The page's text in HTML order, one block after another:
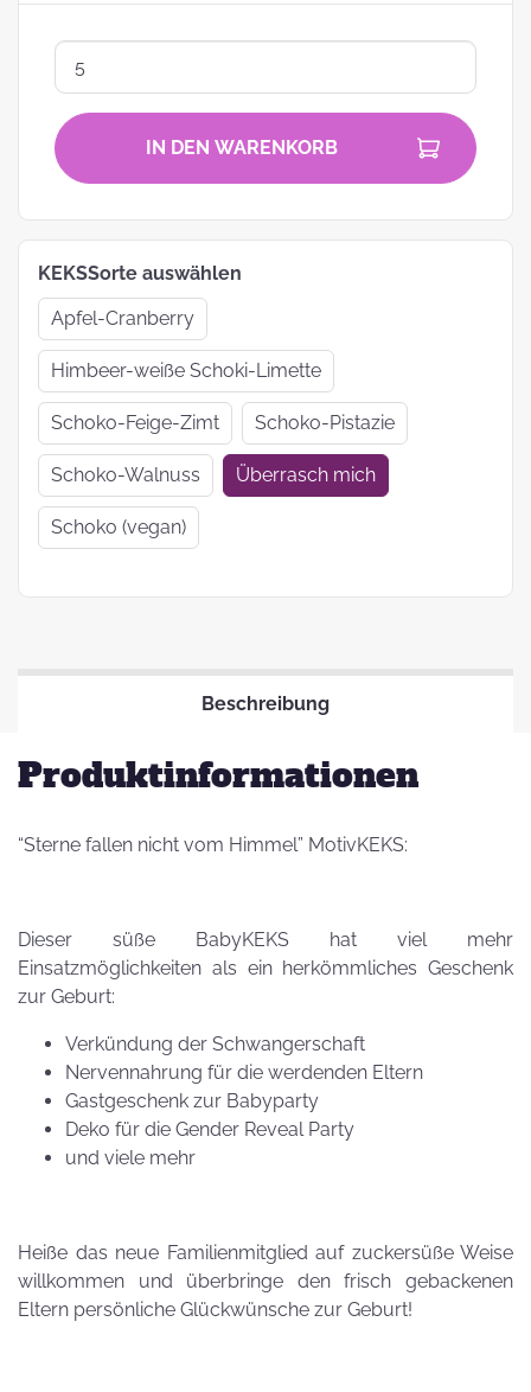
IN DEN WARENKORB
KEKSSorte auswählen
Apfel-Cranberry
Himbeer-weiße Schoki-Limette
Schoko-Feige-Zimt Schoko-Pistazie
Schoko-Walnuss Überrasch mich
Schoko (vegan)
Beschreibung
Produktinformationen
“Sterne fallen nicht vom Himmel” MotivKEKS:
Dieser süße BabyKEKS hat viel mehr
Einsatzmöglichkeiten als ein herkömmliches Geschenk
zur Geburt:
Verkündung der Schwangerschaft
Nervennahrung für die werdenden Eltern
Gastgeschenk zur Babyparty
Deko für die Gender Reveal Party
und viele mehr
Heiße das neue Familienmitglied auf zuckersüße Weise
willkommen und überbringe den frisch gebackenen
Eltern persönliche Glückwünsche zur Geburt!